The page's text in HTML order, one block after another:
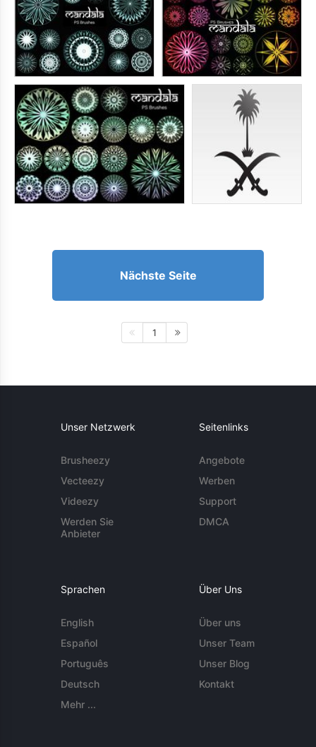
Nächste Seite
1
Unser Netzwerk
Brusheezy
Vecteezy
Videezy
Werden Sie
Anbieter
Seitenlinks
Angebote
Werben
Support
DMCA
Sprachen
English
Español
Português
Deutsch
Mehr ...
Über Uns
Über uns
Unser Team
Unser Blog
Kontakt